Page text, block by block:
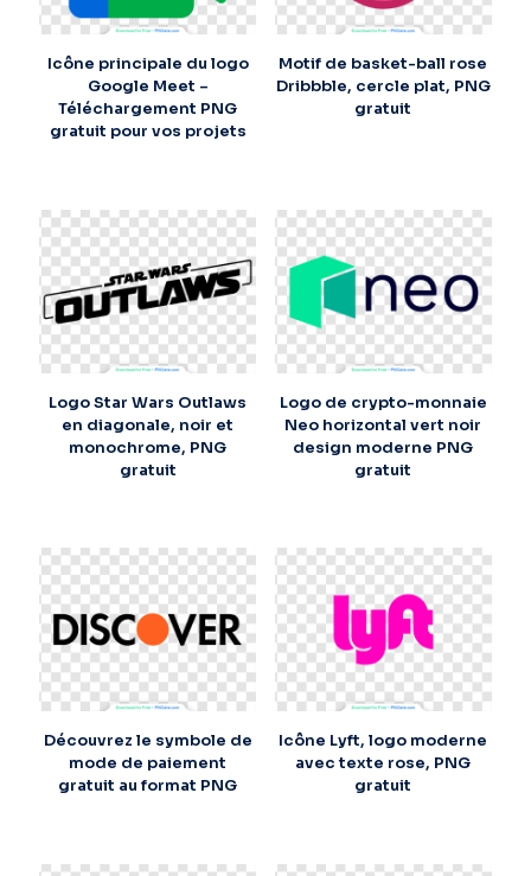
Icône principale du logo
Google Meet –
Téléchargement PNG
gratuit pour vos projets
Motif de basket-ball rose
Dribbble, cercle plat, PNG
gratuit
Logo Star Wars Outlaws
en diagonale, noir et
monochrome, PNG
gratuit
Logo de crypto-monnaie
Neo horizontal vert noir
design moderne PNG
gratuit
Découvrez le symbole de
mode de paiement
gratuit au format PNG
Icône Lyft, logo moderne
avec texte rose, PNG
gratuit